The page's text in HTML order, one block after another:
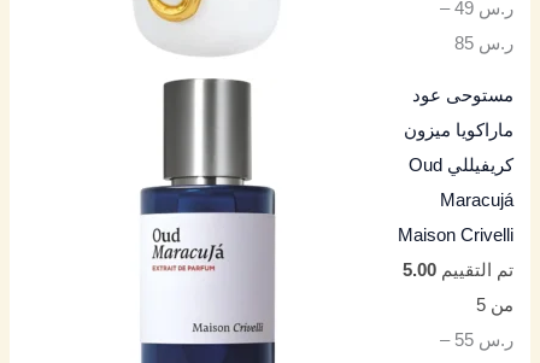
ر.س 49
–
ر.س 85
مستوحى عود
ماراكويا ميزون
كريفيللي Oud
Maracujá
Maison Crivelli
تم التقييم5.00
من 5
ر.س 55
–